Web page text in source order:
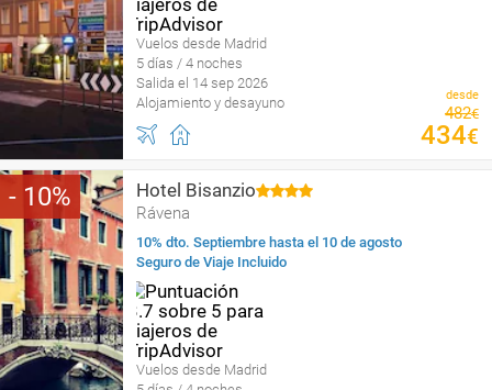
Vuelos desde Madrid
5 días / 4 noches
Salida el 14 sep 2026
Alojamiento y desayuno
desde
482€
434€
10 Hotel Bisanzio
Rávena
10% dto. Septiembre hasta el 10 de agosto
Seguro de Viaje Incluido
Vuelos desde Madrid